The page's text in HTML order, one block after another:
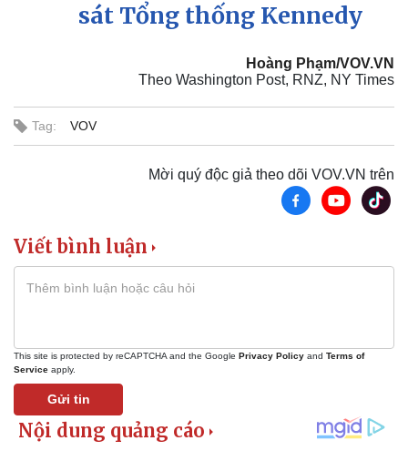
Sức khỏe
Dinh dưỡng - món ngon
Làm đẹp - giảm cân
Phòng mạch online
Ăn sạch sống khỏe
Nhà đẹp
Blog
Tình yêu - Gia đình
sát Tổng thống Kennedy
Hoàng Phạm/VOV.VN
Theo Washington Post, RNZ, NY Times
Tag: VOV
Mời quý độc giả theo dõi VOV.VN trên
Viết bình luận
This site is protected by reCAPTCHA and the Google Privacy Policy and Terms of
Service apply.
Gửi tin